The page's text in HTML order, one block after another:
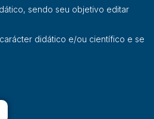
sendo seu objetivo editar
didático e/ou científico e se